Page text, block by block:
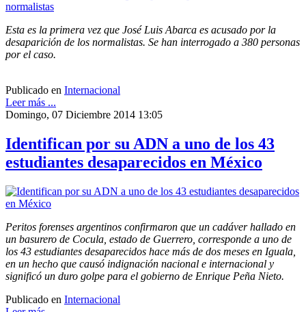
Esta es la primera vez que José Luis Abarca es acusado por la
desaparición de los normalistas. Se han interrogado a 380 personas
por el caso.
Publicado en Internacional
Leer más ...
Domingo, 07 Diciembre 2014 13:05
Identifican por su ADN a uno de los 43
estudiantes desaparecidos en México
Peritos forenses argentinos confirmaron que un cadáver hallado en
un basurero de Cocula, estado de Guerrero, corresponde a uno de
los 43 estudiantes desaparecidos hace más de dos meses en Iguala,
en un hecho que causó indignación nacional e internacional y
significó un duro golpe para el gobierno de Enrique Peña Nieto.
Publicado en Internacional